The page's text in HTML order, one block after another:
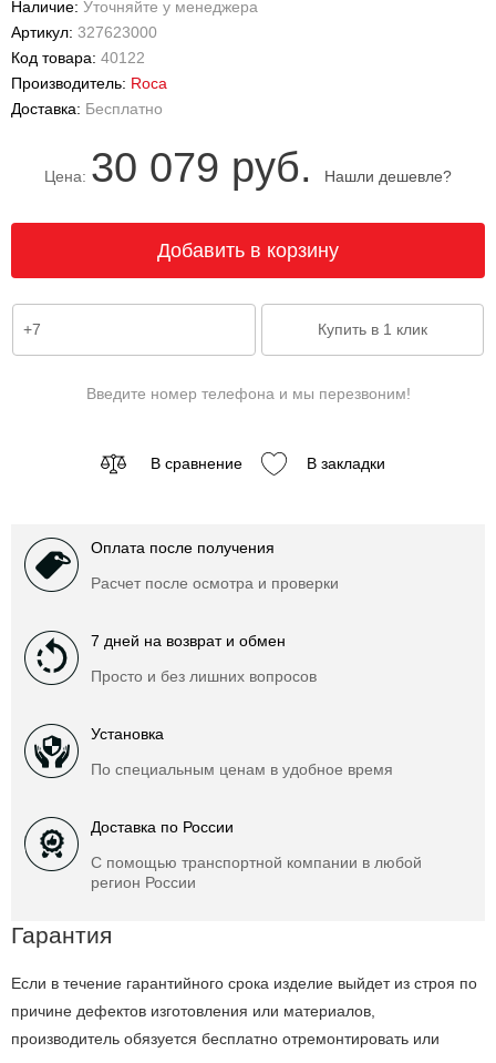
Наличие: Уточняйте у менеджера
Артикул: 327623000
Код товара: 40122
Производитель: Roca
Доставка: Бесплатно
Цена: 30 079 руб. Нашли дешевле?
Введите номер телефона и мы перезвоним!
В сравнение В закладки
Оплата после получения
Расчет после осмотра и проверки
7 дней на возврат и обмен
Просто и без лишних вопросов
Установка
По специальным ценам в удобное время
Доставка по России
С помощью транспортной компании в любой
регион России
Гарантия
Если в течение гарантийного срока изделие выйдет из строя по
причине дефектов изготовления или материалов,
производитель обязуется бесплатно отремонтировать или